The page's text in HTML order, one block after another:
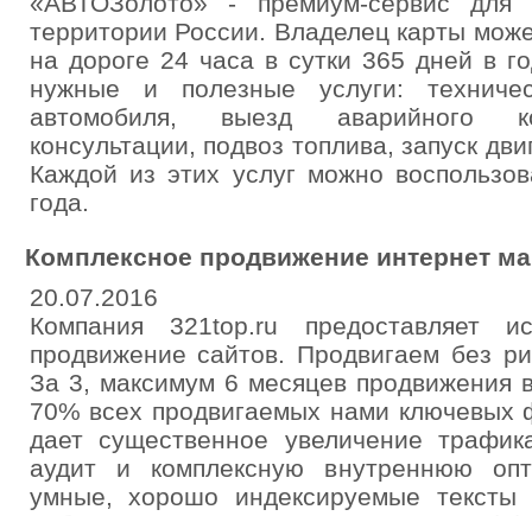
территории России. Владелец карты
на дороге 24 часа в сутки 365 дней в
нужные и полезные услуги:
автомобиля, выезд аварийного
консультации, подвоз топлива, запуск
Каждой из этих услуг можно
года.
Комплексное продвижение интернет
20.07.2016
Компания 321top.ru предоставляет
продвижение сайтов. Продвигаем без
За 3, максимум 6 месяцев продвижения
70% всех продвигаемых нами ключевых
дает существенное увеличение
аудит и комплексную внутреннюю
умные, хорошо индексируемые